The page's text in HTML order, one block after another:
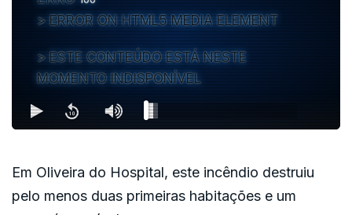
ERROR ON HTML5 MEDIA ELEMENT
ESTE CONTEÚDO ESTÁ NESTE
MOMENTO INDISPONÍVEL
Em Oliveira do Hospital, este incêndio destruiu
pelo menos duas primeiras habitações e um